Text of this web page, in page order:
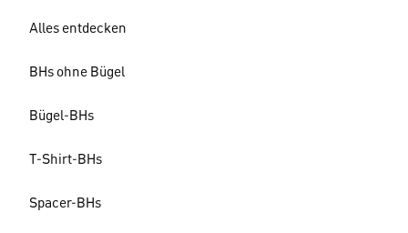
Alles entdecken
BHs ohne Bügel
Bügel-BHs
T-Shirt-BHs
Spacer-BHs